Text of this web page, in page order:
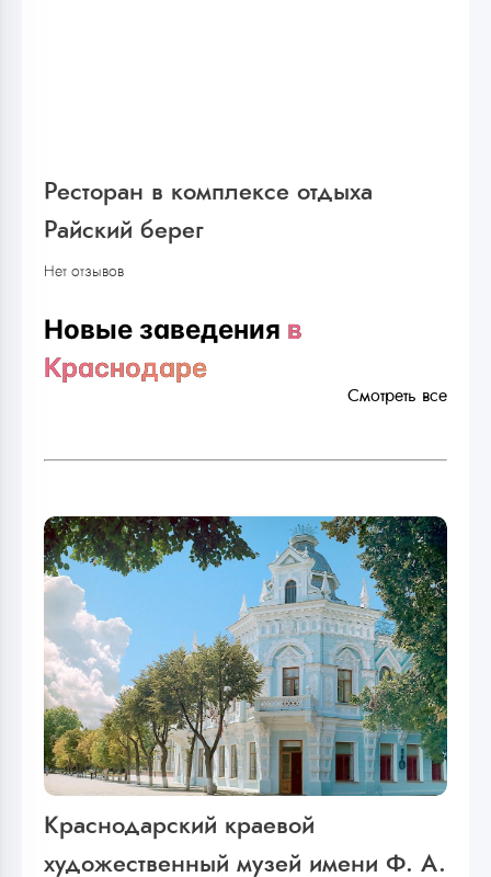
Ресторан в комплексе отдыха
Райский берег
Нет отзывов
Новые заведения в
Краснодаре
Смотреть все
Краснодарский краевой
художественный музей имени Ф. А.